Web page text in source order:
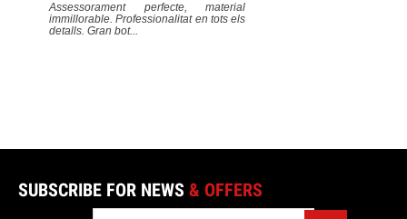
Assessorament perfecte, material
immillorable. Professionalitat en tots els
detalls. Gran bot...
SUBSCRIBE FOR NEWS & OFFERS